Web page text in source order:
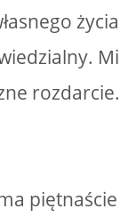
rozdarcie.
piętnaście